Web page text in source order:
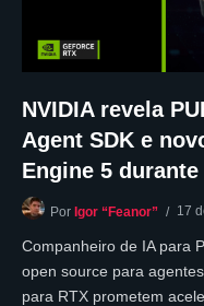
NVIDIA revela
Agent SDK e
Engine 5
Por Igor “Feanor” 17
Companheiro de IA para
open source para
para RTX prometem